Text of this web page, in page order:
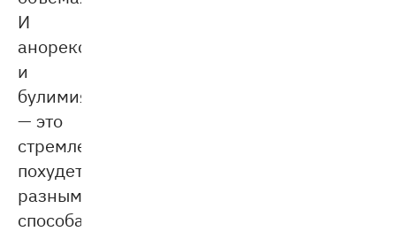
И
анорексия,
и
булимия
— это
стремление
похудеть
разными
способами.